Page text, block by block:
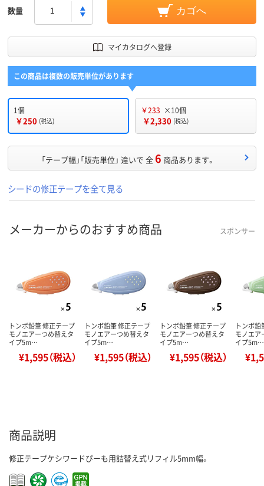
数量 カゴへ
マイカタログへ登録
この商品は複数の販売単位があります
1個
￥250 (税込)
￥233 ×10個
￥2,330 (税込)
「テープ幅」「販売単位」 違いで 全6 商品あります。
シードの修正テープを全て見る
メーカーからのおすすめ商品 スポンサー
トンボ鉛筆 修正テープ
モノエアーつめ替えタ
イプ5m…
¥1,595（税込）
トンボ鉛筆 修正テープ
モノエアーつめ替えタ
イプ5m…
¥1,595（税込）
トンボ鉛筆 修正テープ
モノエアーつめ替えタ
イプ5m…
¥1,595（税込）
トンボ鉛
モノエア
イプ5m…
商品説明
修正テープケシワードぴーも用詰替え式リフィル5mm幅。